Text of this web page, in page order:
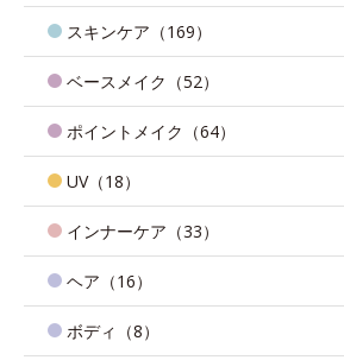
スキンケア（169）
ベースメイク（52）
ポイントメイク（64）
UV（18）
インナーケア（33）
ヘア（16）
ボディ（8）